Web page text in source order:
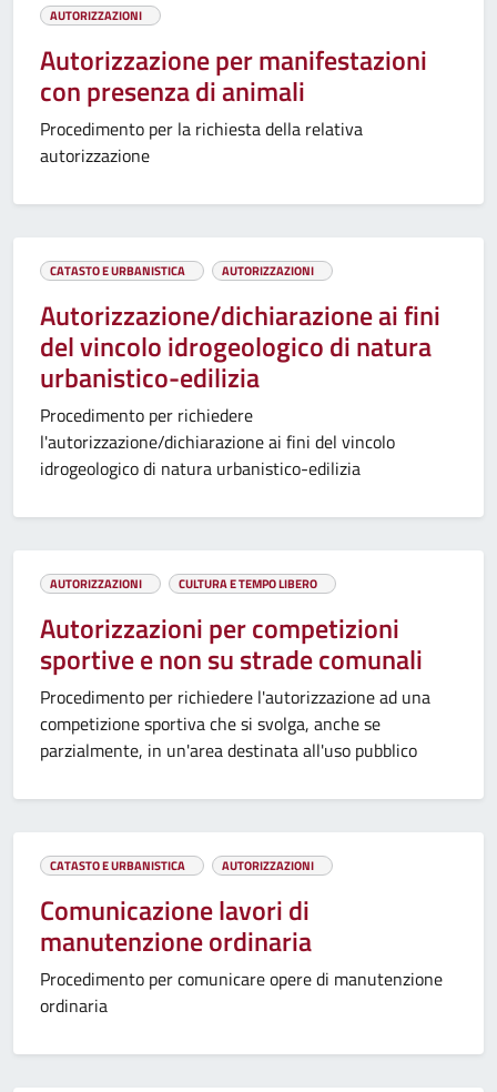
AUTORIZZAZIONI
Autorizzazione per manifestazioni
con presenza di animali
Procedimento per la richiesta della relativa
autorizzazione
CATASTO E URBANISTICA AUTORIZZAZIONI
Autorizzazione/dichiarazione ai fini
del vincolo idrogeologico di natura
urbanistico-edilizia
Procedimento per richiedere
l'autorizzazione/dichiarazione ai fini del vincolo
idrogeologico di natura urbanistico-edilizia
AUTORIZZAZIONI CULTURA E TEMPO LIBERO
Autorizzazioni per competizioni
sportive e non su strade comunali
Procedimento per richiedere l'autorizzazione ad una
competizione sportiva che si svolga, anche se
parzialmente, in un'area destinata all'uso pubblico
CATASTO E URBANISTICA AUTORIZZAZIONI
Comunicazione lavori di
manutenzione ordinaria
Procedimento per comunicare opere di manutenzione
ordinaria